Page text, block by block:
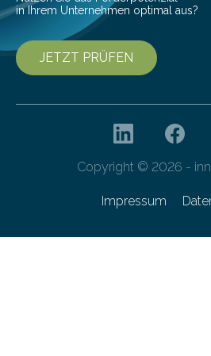
in Ihrem Unternehmen optimal aus?
JETZT PRÜFEN
Copyright © 2026 -
Impressum